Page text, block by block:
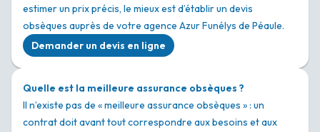
estimer un prix précis, le mieux est d’établir un devis
obsèques auprès de votre agence Azur Funélys de Péaule.
Demander un devis en ligne
Quelle est la meilleure assurance obsèques ?
Il n’existe pas de « meilleure assurance obsèques » : un
contrat doit avant tout correspondre aux besoins et aux